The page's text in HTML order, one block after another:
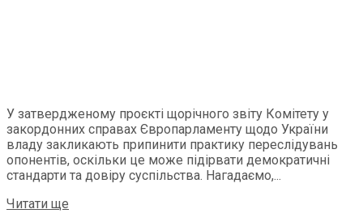
У затвердженому проєкті щорічного звіту Комітету у
закордонних справах Європарламенту щодо України
владу закликають припинити практику переслідувань
опонентів, оскільки це може підірвати демократичні
стандарти та довіру суспільства. Нагадаємо,...
Читати ще